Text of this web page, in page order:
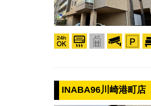
INABA96川崎港町店